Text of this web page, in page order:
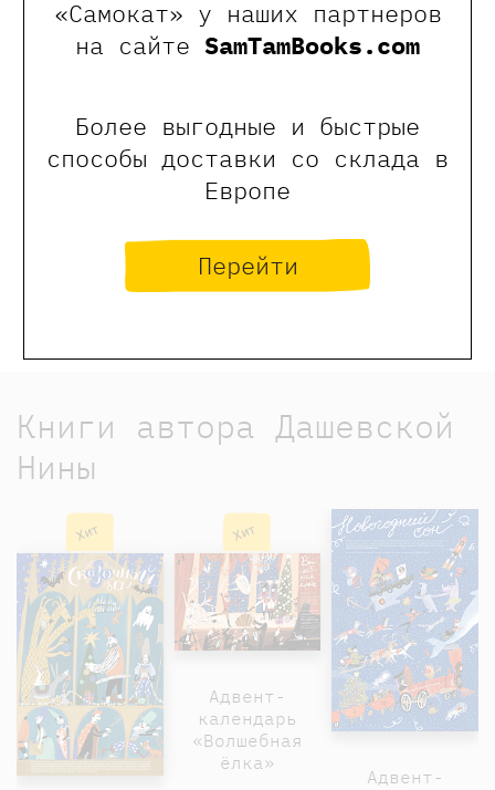
«Самокат» у наших партнеров
на сайте SamTamBooks.com
Более выгодные и быстрые
способы доставки со склада в
Европе
Перейти
участник творческих коллабораций с
российскими музеями (Царицыно,
книге «Слышишь? Музыка!».
В её иллюстрациях вышли книги Анны
Анисимовой, Нины Дашевской и не
Книги автора Дашевской
Нины
Хит Хит
Адвент-
календарь
«Волшебная
ёлка»
Адвент-